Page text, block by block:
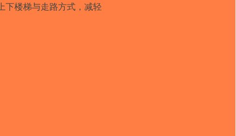
下楼梯与走路方式，减轻